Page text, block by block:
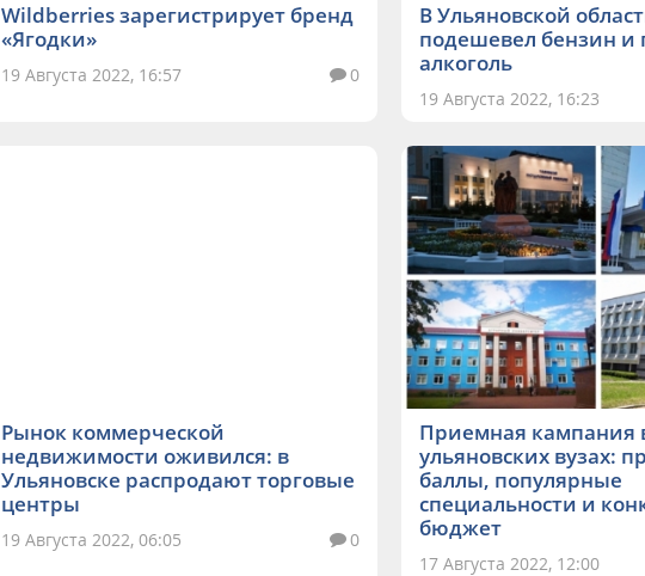
Wildberries зарегистрирует бренд
«Ягодки»
19 Августа 2022, 16:57 0
В Ульяновской
подешевел бензин и
алкоголь
19 Августа 2022, 16:23
Рынок коммерческой
недвижимости оживился: в
Ульяновске распродают торговые
центры
19 Августа 2022, 06:05 0
Приемная кампания
ульяновских вузах:
баллы, популярные
специальности и
бюджет
17 Августа 2022, 12:00